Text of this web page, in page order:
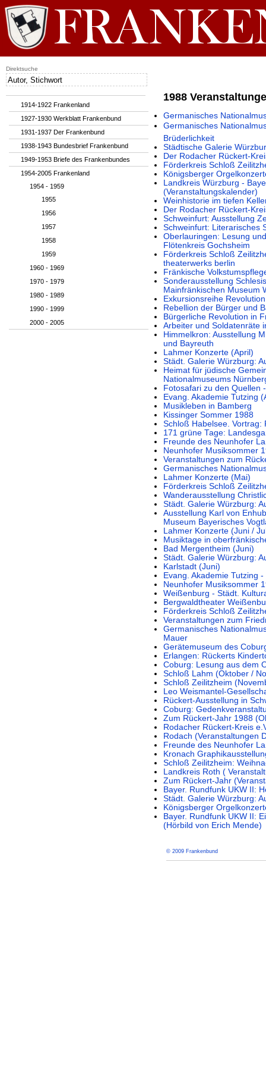
1988
Germanisches
Germanisches
Brüderlichkeit
Städtische Galerie
Der Rodacher Rückert-
Förderkreis Schloß
Königsberger
Landkreis Würzburg -
(Veranstaltungskalender)
Weinhistorie im tiefen
Der Rodacher Rückert-
Schweinfurt: Ausstellung
Schweinfurt: Literarisches
Oberlauringen: Lesung
Flötenkreis Gochsheim
Förderkreis Schloß
theaterwerks berlin
Fränkische
Sonderausstellung
Mainfränkischen Museum
Exkursionsreihe
Rebellion der Bürger und
Bürgerliche Revolution in
Arbeiter und Soldatenräte
Himmelkron: Ausstellung
und Bayreuth
Lahmer Konzerte (April)
Städt. Galerie Würzburg:
Heimat für jüdische
Nationalmuseums
Fotosafari zu den Quellen
Evang. Akademie Tutzing
Musikleben in Bamberg
Kissinger Sommer 1988
Schloß Habelsee. Vortrag:
171 grüne Tage:
Freunde des Neunhofer
Neunhofer Musiksommer
Veranstaltungen zum
Germanisches
Lahmer Konzerte (Mai)
Förderkreis Schloß
Wanderausstellung
Städt. Galerie Würzburg:
Ausstellung Karl von
Museum Bayerisches
Lahmer Konzerte (Juni /
Musiktage in
Bad Mergentheim (Juni)
Städt. Galerie Würzburg:
Karlstadt (Juni)
Evang. Akademie Tutzing
Neunhofer Musiksommer
Weißenburg - Städt.
Bergwaldtheater
Förderkreis Schloß
Veranstaltungen zum
Germanisches
Mauer
Gerätemuseum des
Erlangen: Rückerts
Coburg: Lesung aus dem
Schloß Lahm (Oktober /
Schloß Zeilitzheim
Leo Weismantel-
Rückert-Ausstellung in
Coburg:
Zum Rückert-Jahr 1988
Rodacher Rückert-Kreis
Rodach (Veranstaltungen
Freunde des Neunhofer
Kronach
Schloß Zeilitzheim:
Landkreis Roth (
Zum Rückert-Jahr
Bayer. Rundfunk UKW II:
Städt. Galerie Würzburg:
Königsberger
Bayer. Rundfunk UKW II:
(Hörbild von Erich Mende)
© 2009 Frankenbund
1914-1922 Frankenland
1927-1930 Werkblatt Frankenbund
1931-1937 Der Frankenbund
1938-1943 Bundesbrief Frankenbund
1949-1953 Briefe des Frankenbundes
1954-2005 Frankenland
1954 - 1959
1955
1956
1957
1958
1959
1960 - 1969
1970 - 1979
1980 - 1989
1990 - 1999
2000 - 2005
Direktsuche